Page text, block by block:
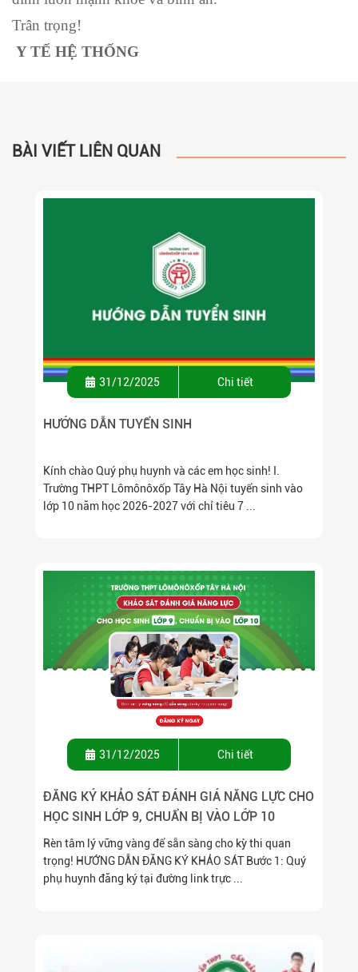
Trân trọng!
Y TẾ HỆ THỐNG
BÀI VIẾT LIÊN QUAN
31/12/2025 Chi tiết
HƯỚNG DẪN TUYỂN SINH
Kính chào Quý phụ huynh và các em học sinh! I.
Trường THPT Lômônôxốp Tây Hà Nội tuyển sinh vào
lớp 10 năm học 2026-2027 với chỉ tiêu 7 ...
31/12/2025 Chi tiết
ĐĂNG KÝ KHẢO SÁT ĐÁNH GIÁ NĂNG LỰC CHO
HỌC SINH LỚP 9, CHUẨN BỊ VÀO LỚP 10
Rèn tâm lý vững vàng để sẵn sàng cho kỳ thi quan
trọng! HƯỚNG DẪN ĐĂNG KÝ KHẢO SÁT Bước 1: Quý
phụ huynh đăng ký tại đường link trực ...